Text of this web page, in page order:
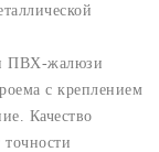
и ПВХ-жалюзи
с креплением
Качество